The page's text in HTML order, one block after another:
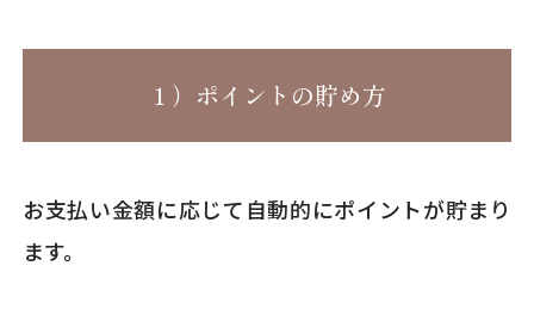
１）ポイントの貯め方
お支払い金額に応じて自動的にポイントが貯まり
ます。